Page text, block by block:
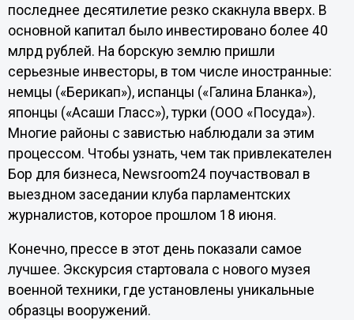
последнее десятилетие резко скакнула вверх. В
основной капитал было инвестировано более 40
млрд рублей. На борскую землю пришли
серьезные инвесторы, в том числе иностранные:
немцы («Берикап»), испанцы («Галина Бланка»),
японцы («Асаши Гласс»), турки (ООО «Посуда»).
Многие районы с завистью наблюдали за этим
процессом. Чтобы узнать, чем так привлекателен
Бор для бизнеса, Newsroom24 поучаствовал в
выездном заседании клуба парламентских
журналистов, которое прошлом 18 июня.
Конечно, прессе в этот день показали самое
лучшее. Экскурсия стартовала с нового музея
военной техники, где установлены уникальные
образцы вооружений.